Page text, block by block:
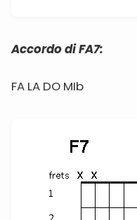
Accordo di FA7:
FA LA DO MIb